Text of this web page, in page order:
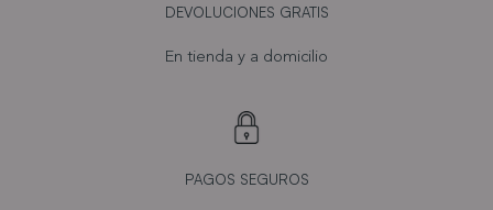
DEVOLUCIONES GRATIS
En tienda y a domicilio
PAGOS SEGUROS